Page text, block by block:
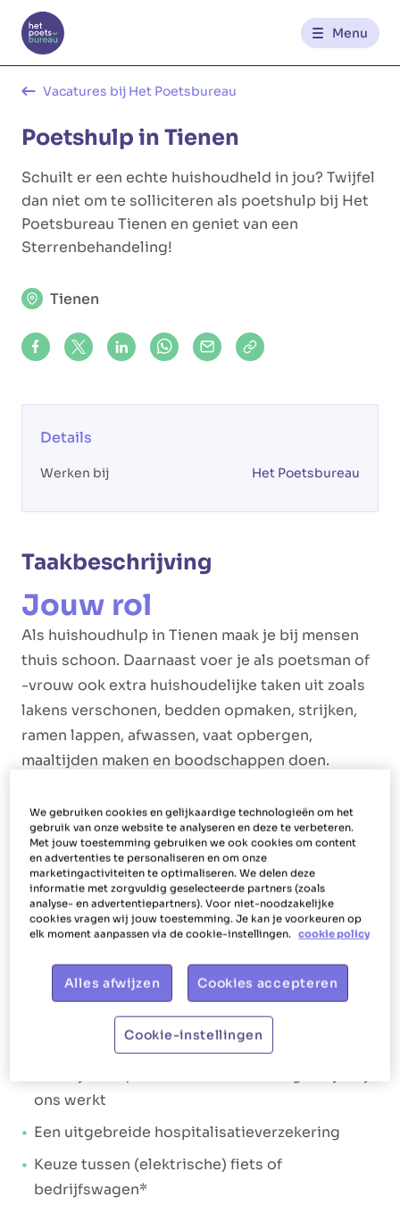
Menu
Glowi Glowi Jobs Het Poetsbureau
Kantoren
Werknemerszone
Klantenzone
Vacatures bij Het Poetsbureau
Poetshulp in Tienen
Schuilt er een echte huishoudheld in jou? Twijfel
dan niet om te solliciteren als poetshulp bij Het
Poetsbureau Tienen en geniet van een
Sterrenbehandeling!
Share on Facebook
Share on X (formerly Twitter)
Share on LinkedIn
Share via Whatsapp
Share via Mail
Copy to clipboard
Tienen
Details
Werken bij Het Poetsbureau
Taakbeschrijving
Jouw rol
Als huishoudhulp in Tienen maak je bij mensen
thuis schoon. Daarnaast voer je als poetsman of
-vrouw ook extra huishoudelijke taken uit zoals
lakens verschonen, bedden opmaken, strijken,
ramen lappen, afwassen, vaat opbergen,
maaltijden maken en boodschappen doen.
Ons aanbod
Bij Het Poetsbureau gaan we altijd voorshiny en
happy medewerkers. Dit vertaalt zich in de
manier waarop we jou als huishoudhulp helpen
en verlonen. Het uiteindelijke doel is jou laten
stralen. Daarom krijg je bij Het Poetsbureau
Tienen tal vanextralegale voordelenen een
aantrekkelijk salarispakket. Loonpakket:
Een brutoloon van minimaal € 14,67 en
maximaal € 15,53 per uur
ons werkt
Een uitgebreide hospitalisatieverzekering
Keuze tussen (elektrische) fiets of
bedrijfswagen*
We gebruiken cookies en gelijkaardige technologieën om het
gebruik van onze website te analyseren en deze te verbeteren.
Met jouw toestemming gebruiken we ook cookies om content
en advertenties te personaliseren en om onze
marketingactiviteiten te optimaliseren. We delen deze
informatie met zorgvuldig geselecteerde partners (zoals
analyse- en advertentiepartners). Voor niet-noodzakelijke
cookies vragen wij jouw toestemming. Je kan je voorkeuren op
elk moment aanpassen via de cookie-instellingen. cookie policy
Alles afwijzen Cookies accepteren
Cookie-instellingen